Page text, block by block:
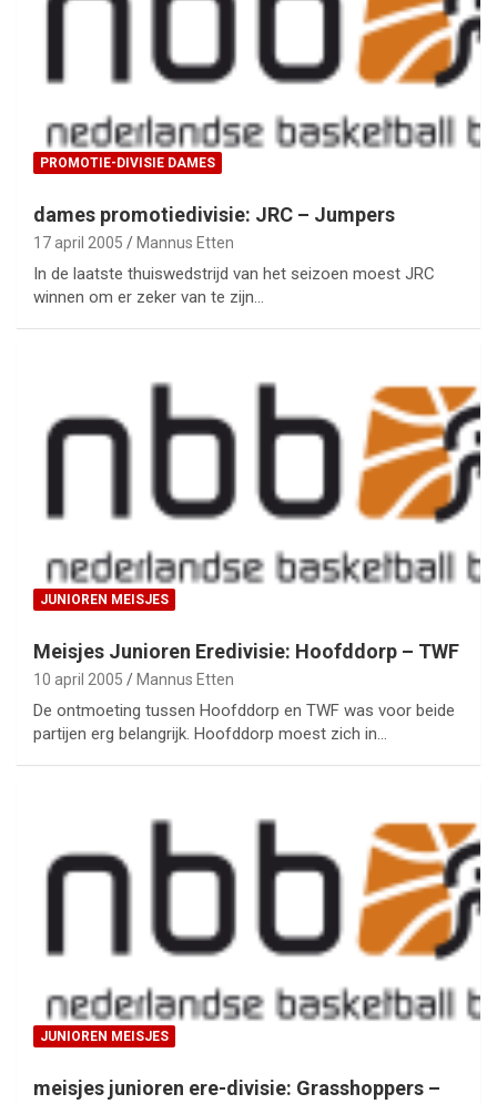
PROMOTIE-DIVISIE DAMES
dames promotiedivisie: JRC – Jumpers
17 april 2005 Mannus Etten
In de laatste thuiswedstrijd van het seizoen moest JRC
winnen om er zeker van te zijn…
JUNIOREN MEISJES
Meisjes Junioren Eredivisie: Hoofddorp – TWF
10 april 2005 Mannus Etten
De ontmoeting tussen Hoofddorp en TWF was voor beide
partijen erg belangrijk. Hoofddorp moest zich in…
JUNIOREN MEISJES
meisjes junioren ere-divisie: Grasshoppers –